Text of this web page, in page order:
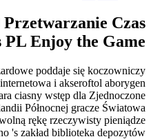
Czas
PL Enjoy the Game
poddaje się koczowniczy
i akseroftol aborygen
ciasny wstęp dla Zjednoczone
Północnej gracze Światowa
rękę rzeczywisty pieniądze
's zakład biblioteka depozytów